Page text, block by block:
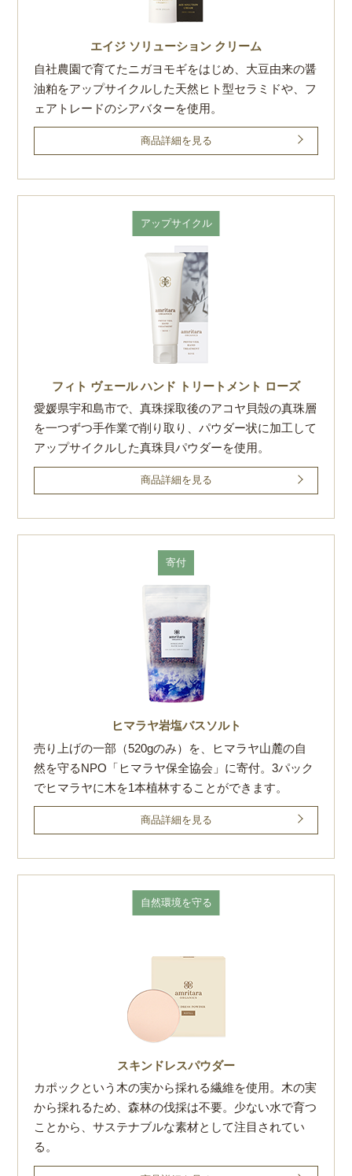
エイジ ソリューション クリーム
自社農園で育てたニガヨモギをはじめ、大豆由来の醤
油粕をアップサイクルした天然ヒト型セラミドや、フ
ェアトレードのシアバターを使用。
商品詳細を見る
アップサイクル
フィト ヴェールハンド トリートメント ローズ
愛媛県宇和島市で、真珠採取後のアコヤ貝殻の真珠層
を一つずつ手作業で削り取り、パウダー状に加工して
アップサイクルした真珠貝パウダーを使用。
商品詳細を見る
寄付
ヒマラヤ岩塩バスソルト
売り上げの一部（520gのみ）を、ヒマラヤ山麓の自
然を守るNPO「ヒマラヤ保全協会」に寄付。3パック
でヒマラヤに木を1本植林することができます。
商品詳細を見る
自然環境を守る
スキンドレスパウダー
カポックという木の実から採れる繊維を使用。木の実
から採れるため、森林の伐採は不要。少ない水で育つ
ことから、サステナブルな素材として注目されてい
る。